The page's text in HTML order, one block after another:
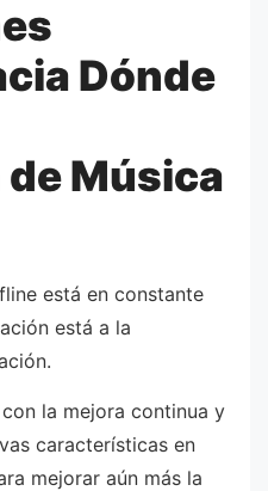
Dónde
Música
está en constante
está a la
la mejora continua y
características en
mejorar aún más la